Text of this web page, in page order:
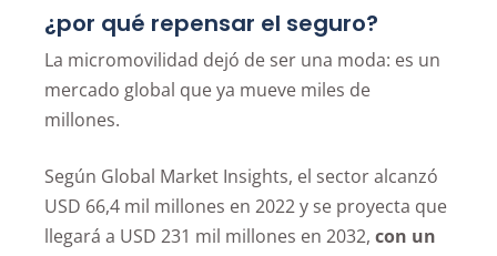
¿por qué repensar el seguro?
La micromovilidad dejó de ser una moda: es un
mercado global que ya mueve miles de
millones.
Según Global Market Insights, el sector alcanzó
USD 66,4 mil millones en 2022 y se proyecta que
llegará a USD 231 mil millones en 2032, con un